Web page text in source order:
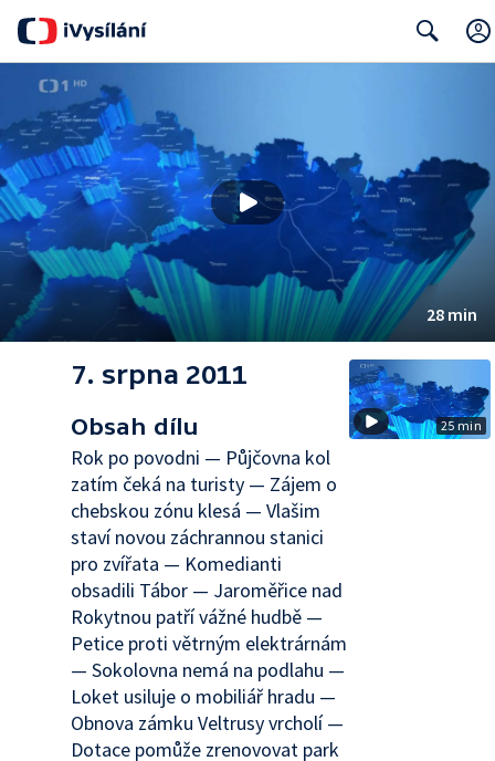
28 min
7. srpna 2011
Obsah dílu
Rok po povodni — Půjčovna kol
zatím čeká na turisty — Zájem o
chebskou zónu klesá — Vlašim
staví novou záchrannou stanici
pro zvířata — Komedianti
obsadili Tábor — Jaroměřice nad
Rokytnou patří vážné hudbě —
Petice proti větrným elektrárnám
— Sokolovna nemá na podlahu —
Loket usiluje o mobiliář hradu —
Obnova zámku Veltrusy vrcholí —
Dotace pomůže zrenovovat park
25 min